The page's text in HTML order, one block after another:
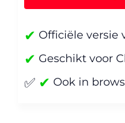
✔ Officiële versie
✔ Geschikt voor
✅ ✔ Ook in